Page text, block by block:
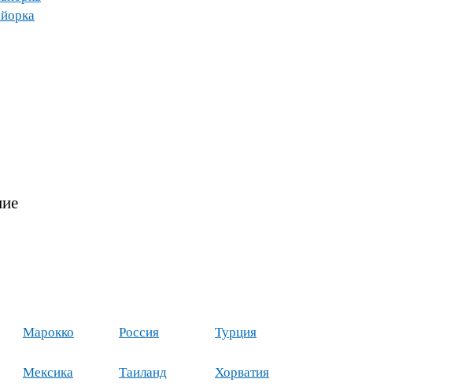
Марокко
Мексика
Россия
Таиланд
Турция
Хорватия